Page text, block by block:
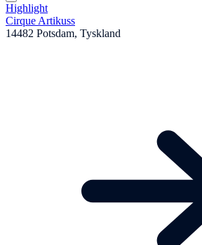
Highlight
Cirque Artikuss
14482 Potsdam, Tyskland